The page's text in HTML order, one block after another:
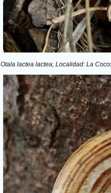
Otala lactea lactea; Localidad: La